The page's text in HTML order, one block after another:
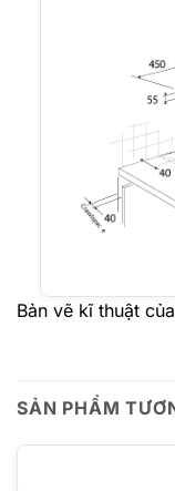
Bản vẽ kĩ thuật
SẢN PHẨM